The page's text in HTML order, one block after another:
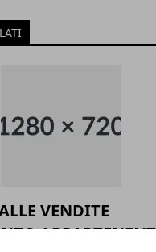
VENDITE